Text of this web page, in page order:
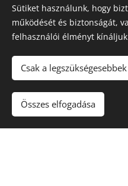
Sütiket használunk, hogy
működését és biztonságát,
felhasználói élményt
Csak a
Összes elfogadása